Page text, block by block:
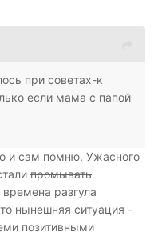
при советах-к
если мама с папой
и сам помню. Ужасного
промывать
разгула
нынешняя ситуация -
позитивными